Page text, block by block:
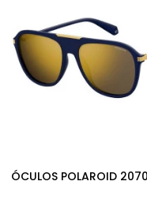
ÓCULOS POLAROID